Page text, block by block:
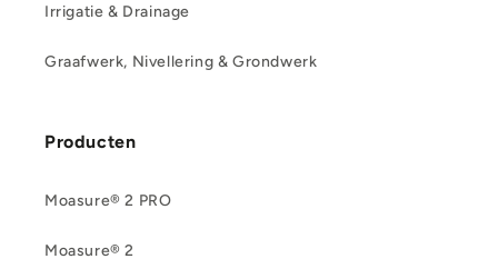
Irrigatie & Drainage
Graafwerk, Nivellering & Grondwerk
Producten
Moasure® 2 PRO
Moasure® 2